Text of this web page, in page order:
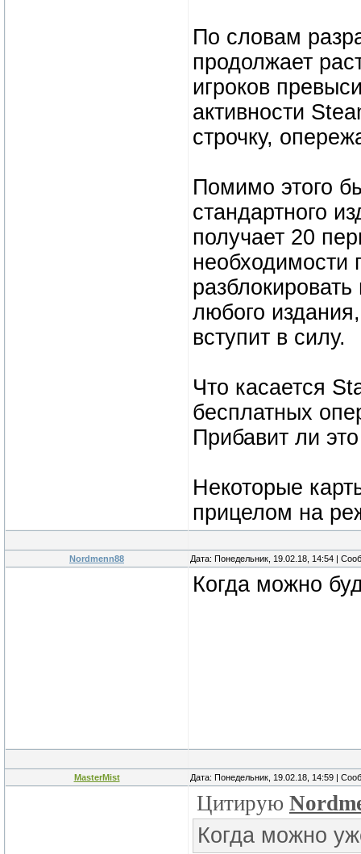
По словам
продолжает
игроков
активности
строчку,
Помимо этого
стандартного
получает 20
необходимости
любого
вступит в силу.
Что касается
бесплатных
Прибавит ли
Некоторые
прицелом на
Nordmenn88 Дата: Понедельник, 19.02.18, 14:54 |
Когда можно
MasterMist Дата: Понедельник, 19.02.18, 14:59 |
Цитирую
Когда можно